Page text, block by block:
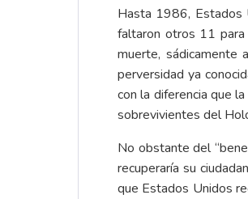
Hasta 1986, Estados
faltaron otros 11 para
muerte, sádicamente
perversidad ya
con la diferencia que
sobrevivientes del
No obstante del
recuperaría su
que Estados Unidos